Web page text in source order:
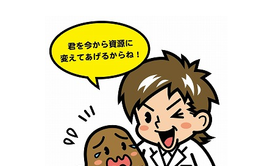
総合型選抜・学校推薦型選抜 募
集要項＆願書
募集要項＆願書
大学・短大以外の資料から請求
専門学校の資料請求 大学院の資料請求
留学・進学関連、塾・予備校
大学入学共通テスト「受験案